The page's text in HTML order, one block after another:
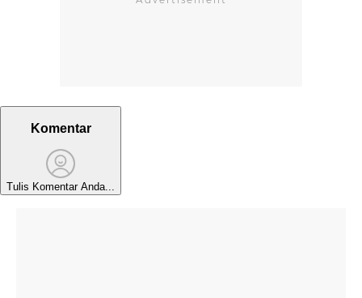
Komentar
Tulis Komentar Anda...